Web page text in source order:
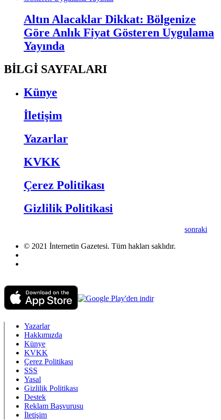
Altın Alacaklar Dikkat: Bölgenize
Göre Anlık Fiyat Gösteren Uygulama
Yayında
BİLGİ SAYFALARI
Künye
İletişim
Yazarlar
KVKK
Çerez Politikası
Gizlilik Politikasi
sonraki
© 2021 İnternetin Gazetesi. Tüm hakları saklıdır.
Yazarlar
Hakkımızda
Künye
KVKK
Çerez Politikası
SSS
Yasal
Gizlilik Politikası
Destek
Reklam Başvurusu
İletişim